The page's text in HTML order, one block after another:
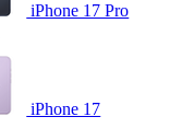
iPhone 17 Pro
iPhone 17